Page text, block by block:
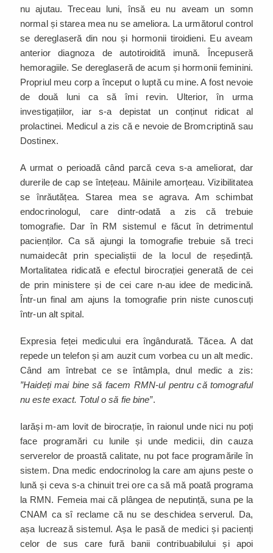
nu ajutau. Treceau luni, însă eu nu aveam un somn
normal și starea mea nu se ameliora. La următorul control
se dereglaseră din nou și hormonii tiroidieni. Eu aveam
anterior diagnoza de autotiroidită imună. Începuseră
hemoragiile. Se dereglaseră de acum și hormonii feminini.
Propriul meu corp a început o luptă cu mine. A fost nevoie
de două luni ca să îmi revin. Ulterior, în urma
investigațiilor, iar s-a depistat un conținut ridicat al
prolactinei. Medicul a zis că e nevoie de Bromcriptină sau
Dostinex.
A urmat o perioadă când parcă ceva s-a ameliorat, dar
durerile de cap se întețeau. Mâinile amorțeau. Vizibilitatea
se înrăutățea. Starea mea se agrava. Am schimbat
endocrinologul, care dintr-odată a zis că trebuie
tomografie. Dar în RM sistemul e făcut în detrimentul
pacienților. Ca să ajungi la tomografie trebuie să treci
numaidecât prin specialiștii de la locul de reședință.
Mortalitatea ridicată e efectul birocrației generată de cei
de prin ministere și de cei care n-au idee de medicină.
Într-un final am ajuns la tomografie prin niste cunoscuți
într-un alt spital.
Expresia feței medicului era îngândurată. Tăcea. A dat
repede un telefon și am auzit cum vorbea cu un alt medic.
Când am întrebat ce se întâmpla, dnul medic a zis:
”Haideți mai bine să facem RMN-ul pentru că tomograful
nu este exact. Totul o să fie bine”.
Iarăși m-am lovit de birocrație, în raionul unde nici nu poți
face programări cu lunile și unde medicii, din cauza
serverelor de proastă calitate, nu pot face programările în
sistem. Dna medic endocrinolog la care am ajuns peste o
lună și ceva s-a chinuit trei ore ca să mă poată programa
la RMN. Femeia mai că plângea de neputință, suna pe la
CNAM ca sî reclame că nu se deschidea serverul. Da,
așa lucrează sistemul. Așa le pasă de medici și pacienți
celor de sus care fură banii contribuabilului și apoi